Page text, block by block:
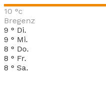
10 °c
Bregenz
9 ° Di.
9 ° Mi.
8 ° Do.
8 ° Fr.
8 ° Sa.